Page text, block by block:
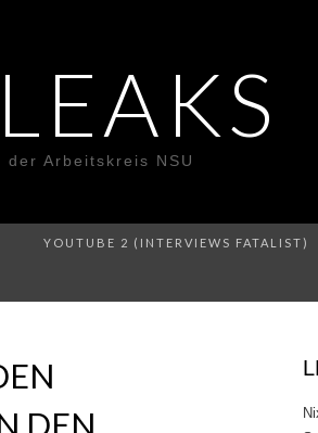
Arbeitskreis NSU
YOUTUBE 2 (INTERVIEWS FATALIST)
DEN